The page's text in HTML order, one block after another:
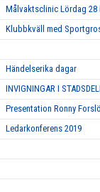
Målvaktsclinic Lördag 28
Klubbkväll med
Händelserika dagar
INVIGNINGAR I
Presentation Ronny
Ledarkonferens 2019